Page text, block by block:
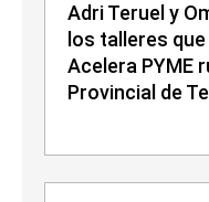
Adri Teruel y
los talleres
Acelera PYME
Provincial de